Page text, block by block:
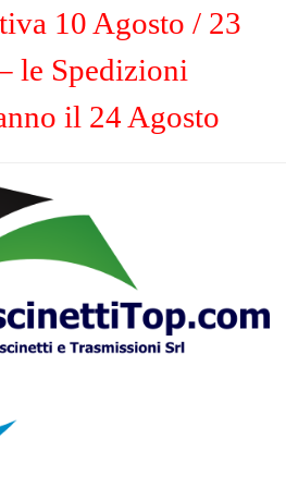
10 Agosto / 23
le Spedizioni
il 24 Agosto